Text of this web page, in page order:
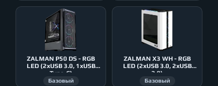
ZALMAN P50 DS - RGB
LED (2xUSB 3.0, 1xUSB
Type-C)
Базовый
ZALMAN X3 WH - RGB
LED (2xUSB 3.0, 2xUSB
2.0)
Базовый